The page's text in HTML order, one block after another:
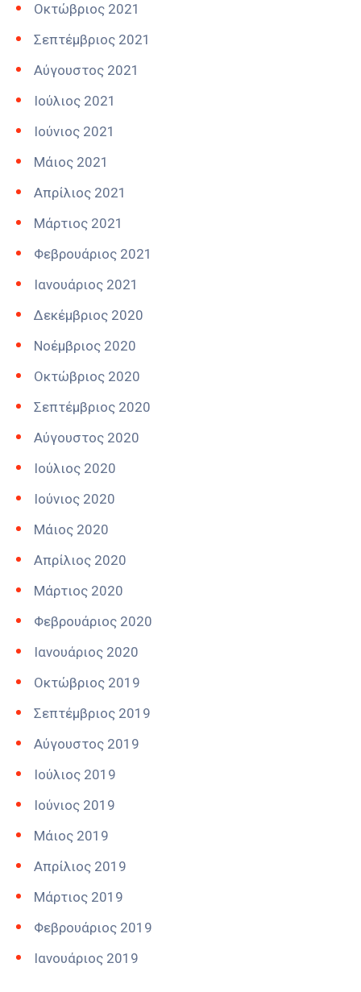
Οκτώβριος 2021
Σεπτέμβριος 2021
Αύγουστος 2021
Ιούλιος 2021
Ιούνιος 2021
Μάιος 2021
Απρίλιος 2021
Μάρτιος 2021
Φεβρουάριος 2021
Ιανουάριος 2021
Δεκέμβριος 2020
Νοέμβριος 2020
Οκτώβριος 2020
Σεπτέμβριος 2020
Αύγουστος 2020
Ιούλιος 2020
Ιούνιος 2020
Μάιος 2020
Απρίλιος 2020
Μάρτιος 2020
Φεβρουάριος 2020
Ιανουάριος 2020
Οκτώβριος 2019
Σεπτέμβριος 2019
Αύγουστος 2019
Ιούλιος 2019
Ιούνιος 2019
Μάιος 2019
Απρίλιος 2019
Μάρτιος 2019
Φεβρουάριος 2019
Ιανουάριος 2019